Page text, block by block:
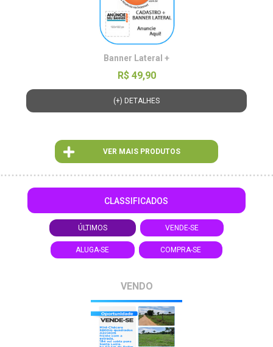
Banner Lateral +
R$ 49,90
(+) DETALHES
VER MAIS PRODUTOS
CLASSIFICADOS
ÚLTIMOS VENDE-SE
ALUGA-SE COMPRA-SE
VENDO